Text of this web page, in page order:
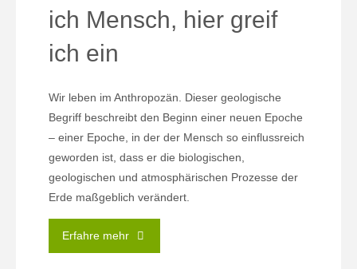
ich Mensch, hier greif
ich ein
Wir leben im Anthropozän. Dieser geologische
Begriff beschreibt den Beginn einer neuen Epoche
– einer Epoche, in der der Mensch so einflussreich
geworden ist, dass er die biologischen,
geologischen und atmosphärischen Prozesse der
Erde maßgeblich verändert.
Erfahre mehr"Anthropozän.